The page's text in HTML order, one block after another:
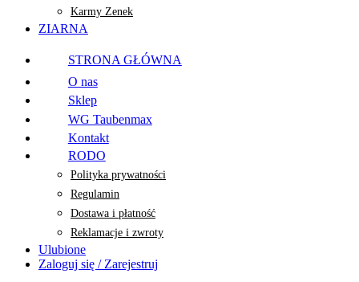
Karmy Zenek
ZIARNA
STRONA GŁÓWNA
O nas
Sklep
WG Taubenmax
Kontakt
RODO
Polityka prywatności
Regulamin
Dostawa i płatność
Reklamacje i zwroty
Ulubione
Zaloguj się / Zarejestruj